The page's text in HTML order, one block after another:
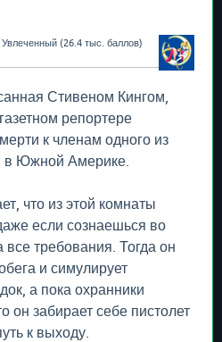
Увлеченный (26.4 тыс. баллов)
Стивеном Кингом,
репортере
к членам одного из
в Южной Америке.
что из этой комнаты
если сознаешься во
требования. Тогда он
и симулирует
а пока охранники
он забирает себе пистолет
к выходу.